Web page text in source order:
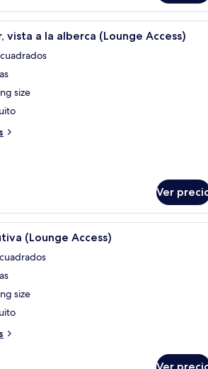
Un hotel moderno con una
vista a la alberca (Lounge Access)
size
Ver
Habitación de hotel con una
(Lounge Access)
size
Ver